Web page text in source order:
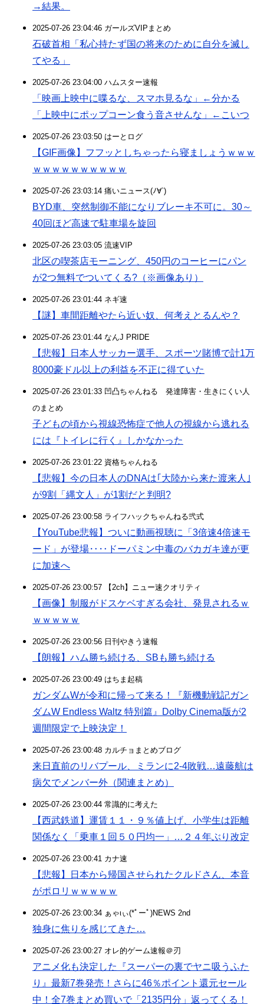
→結果。
2025-07-26 23:04:46 ガールズVIPまとめ
石破首相「私心持たず国の将来のために自分を滅し
てやる」
2025-07-26 23:04:00 ハムスター速報
「映画上映中に喋るな、スマホ見るな」←分かる
「上映中にポップコーン食う音させんな」←こいつ
2025-07-26 23:03:50 はーとログ
【GIF画像】フフッとしちゃったら寝ましょうｗｗｗ
ｗｗｗｗｗｗｗｗｗｗ
2025-07-26 23:03:14 痛いニュース(ﾉ∀`)
BYD車、突然制御不能になりブレーキ不可に。30～
40回ほど高速で駐車場を旋回
2025-07-26 23:03:05 流速VIP
北区の喫茶店モーニング、450円のコーヒーにパン
が2つ無料でついてくる?（※画像あり）
2025-07-26 23:01:44 ネギ速
【謎】車間距離やたら近い奴、何考えとるんや？
2025-07-26 23:01:44 なんJ PRIDE
【悲報】日本人サッカー選手、スポーツ賭博で計1万
8000豪ドル以上の利益を不正に得ていた
2025-07-26 23:01:33 凹凸ちゃんねる 発達障害・生きにくい人
のまとめ
子どもの頃から視線恐怖症で他人の視線から逃れる
には『トイレに行く』しかなかった
2025-07-26 23:01:22 資格ちゃんねる
【悲報】今の日本人のDNAは｢大陸から来た渡来人｣
が9割「縄文人」が1割だと判明?
2025-07-26 23:00:58 ライフハックちゃんねる弐式
【YouTube悲報】ついに動画視聴に「3倍速4倍速モ
ード」が登場‥‥ドーパミン中毒のバカガキ達が更
に加速へ
2025-07-26 23:00:57 【2ch】ニュー速クオリティ
【画像】制服がドスケベすぎる会社、発見されるｗ
ｗｗｗｗｗ
2025-07-26 23:00:56 日刊やきう速報
【朗報】ハム勝ち続ける、SBも勝ち続ける
2025-07-26 23:00:49 はちま起稿
ガンダムWが令和に帰って来る！『新機動戦記ガン
ダムW Endless Waltz 特別篇』Dolby Cinema版が2
週間限定で上映決定！
2025-07-26 23:00:48 カルチョまとめブログ
来日直前のリバプール、ミランに2-4敗戦…遠藤航は
病欠でメンバー外（関連まとめ）
2025-07-26 23:00:44 常識的に考えた
【西武鉄道】運賃１１・９％値上げ、小学生は距離
関係なく「乗車１回５０円均一」…２４年ぶり改定
2025-07-26 23:00:41 カナ速
【悲報】日本から帰国させられたクルドさん、本音
がポロリｗｗｗｗｗ
2025-07-26 23:00:34 ぁゃιぃ(*ﾟーﾟ)NEWS 2nd
独身に焦りを感じてきた…
2025-07-26 23:00:27 オレ的ゲーム速報＠刃
アニメ化も決定した『スーパーの裏でヤニ吸うふた
り』最新7巻発売！さらに46％ポイント還元セール
中！全7巻まとめ買いで「2135円分」返ってくる！